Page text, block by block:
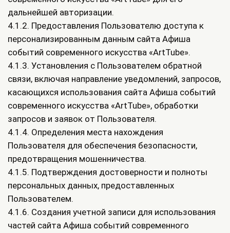
дальнейшей авторизации.
4.1.2. Предоставления Пользователю доступа к
персонализированным данным сайта Афиша
событий современного искусства «ArtTube».
4.1.3. Установления с Пользователем обратной
связи, включая направление уведомлений, запросов,
касающихся использования сайта Афиша событий
современного искусства «ArtTube», обработки
запросов и заявок от Пользователя.
4.1.4. Определения места нахождения
Пользователя для обеспечения безопасности,
предотвращения мошенничества.
4.1.5. Подтверждения достоверности и полноты
персональных данных, предоставленных
Пользователем.
4.1.6. Создания учетной записи для использования
частей сайта Афиша событий современного